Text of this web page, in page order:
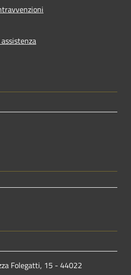
Folegatti, 15 - 44022